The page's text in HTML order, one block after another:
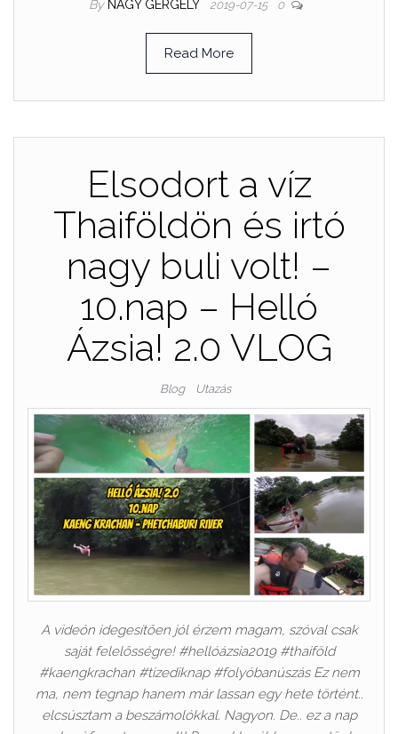
By NAGY GERGELY 2019-07-15 0
Read More
Elsodort a víz
Thaiföldön és irtó
nagy buli volt! –
10.nap – Helló
Ázsia! 2.0 VLOG
Blog Utazás
A videón idegesítően jól érzem magam, szóval csak
saját felelősségre! #hellóázsia2019 #thaiföld
#kaengkrachan #tizediknap #folyóbanúszás Ez nem
ma, nem tegnap hanem már lassan egy hete történt..
elcsúsztam a beszámolókkal. Nagyon. De.. ez a nap